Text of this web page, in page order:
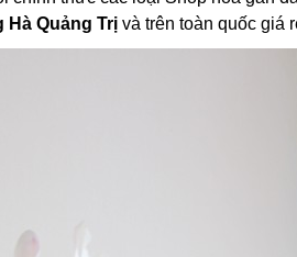
Hà Quảng Trịvà trên toàn quốc giá